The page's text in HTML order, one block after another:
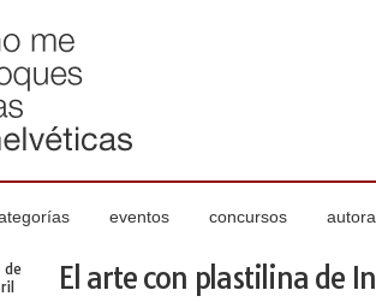
eventos concursos autora
de
El arte con plastilina de